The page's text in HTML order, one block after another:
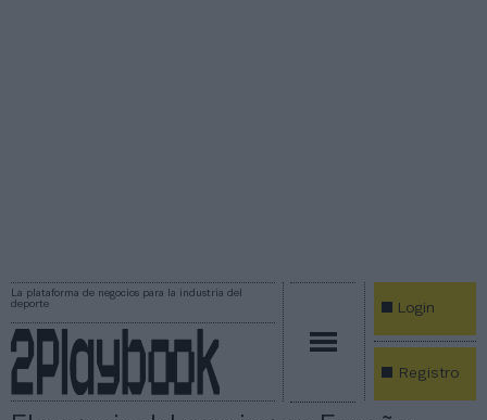
La plataforma de negocios para la industria del
deporte
Login
Registro